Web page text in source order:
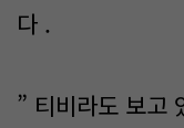
다 .
” 티비라도 보고